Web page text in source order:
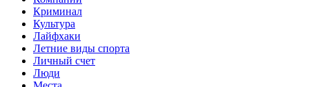
Криминал
Культура
Лайфхаки
Летние виды спорта
Личный счет
Люди